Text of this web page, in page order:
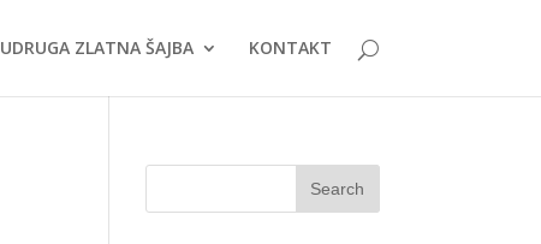
UDRUGA ZLATNA ŠAJBA KONTAKT